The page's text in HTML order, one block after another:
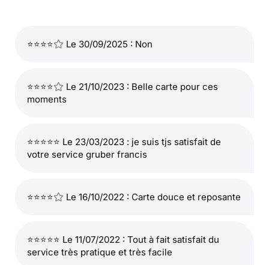
⭐⭐⭐⭐ Le 30/09/2025 : Non
⭐⭐⭐⭐
Le 21/10/2023 : Belle carte pour ces
moments
⭐⭐⭐⭐⭐ Le 23/03/2023 : je suis tjs satisfait de
votre service gruber francis
⭐⭐⭐⭐ Le 16/10/2022 : Carte douce et reposante
⭐⭐⭐⭐⭐ Le 11/07/2022 : Tout à fait satisfait du
service très pratique et très facile